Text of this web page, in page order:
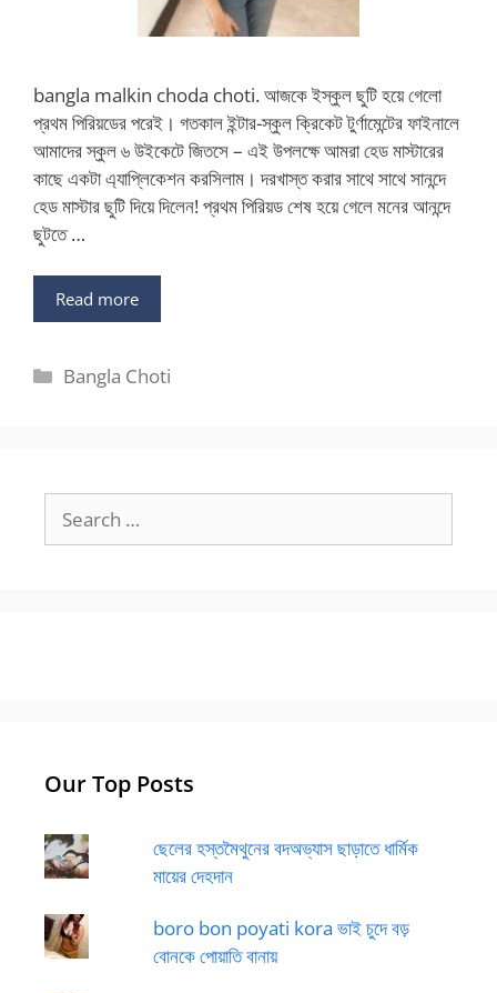
bangla malkin choda choti. আজকে ইস্কুল ছুটি হয়ে গেলো
প্রথম পিরিয়ডের পরেই। গতকাল ইন্টার-স্কুল ক্রিকেট টুর্ণামেন্টের ফাইনালে
আমাদের স্কুল ৬ উইকেটে জিতসে – এই উপলক্ষে আমরা হেড মাস্টারের
কাছে একটা এ্যাপ্লিকেশন করসিলাম। দরখাস্ত করার সাথে সাথে সানন্দে
হেড মাস্টার ছুটি দিয়ে দিলেন! প্রথম পিরিয়ড শেষ হয়ে গেলে মনের আনন্দে
ছুটতে …
Read more
Categories
Bangla Choti
for:
Our Top Posts
ছেলের হস্তমৈথুনের বদঅভ্যাস ছাড়াতে ধার্মিক
মায়ের দেহদান
boro bon poyati kora ভাই চুদে বড়
বোনকে পোয়াতি বানায়